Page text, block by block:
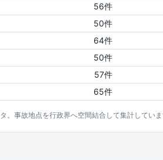
56件
50件
64件
50件
57件
65件
。事故地点を行政界へ空間結合して集計していま